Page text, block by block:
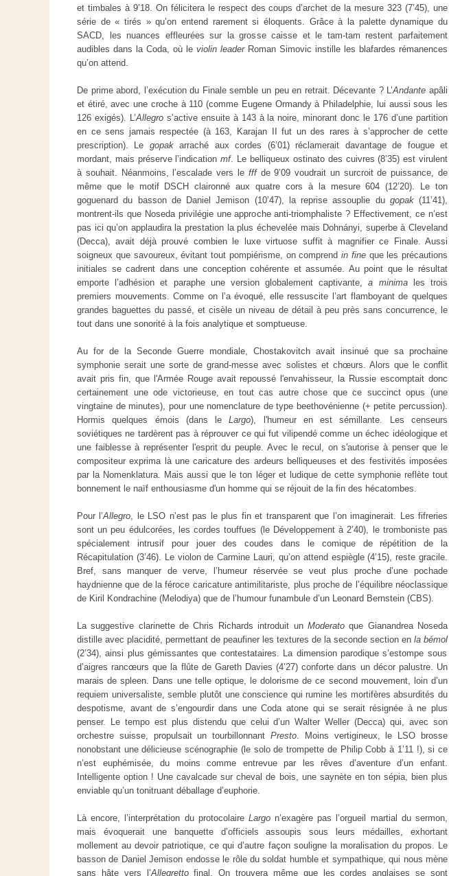
et timbales à 9’18. On félicitera le respect des coups d’archet de la mesure 323 (7’45), une
série de « tirés » qu’on entend rarement si éloquents. Grâce à la palette dynamique du
SACD, les nuances effleurées sur la grosse caisse et le tam-tam restent parfaitement
audibles dans la Coda, où le violin leaderRoman Simovic instille les blafardes rémanences
qu’on attend.
De prime abord, l’exécution du Finale semble un peu en retrait. Décevante ? L’Andante apâli
et étiré, avec une croche à 110 (comme Eugene Ormandy à Philadelphie, lui aussi sous les
126 exigés). L’Allegros’active ensuite à 143 à la noire, minorant donc le 176 d’une partition
en ce sens jamais respectée (à 163, Karajan II fut un des rares à s’approcher de cette
prescription). Le gopakarraché aux cordes (6’01) réclamerait davantage de fougue et
mordant, mais préserve l’indicationmf. Le belliqueux ostinato des cuivres (8’35) est virulent
à souhait. Néanmoins, l’escalade vers le fffde 9’09 voudrait un surcroit de puissance, de
même que le motif DSCH claironné aux quatre cors à la mesure 604 (12’20). Le ton
goguenard du basson de Daniel Jemison (10’47), la reprise assouplie du gopak(11’41),
montrent-ils que Noseda privilégie une approche anti-triomphaliste ? Effectivement, ce n’est
pas ici qu’on applaudira la prestation la plus échevelée mais Dohnányi, superbe à Cleveland
(Decca), avait déjà prouvé combien le luxe virtuose suffit à magnifier ce Finale. Aussi
soigneux que savoureux, évitant tout pompiérisme, on comprend in fineque les précautions
initiales se cadrent dans une conception cohérente et assumée. Au point que le résultat
emporte l’adhésion et paraphe une version globalement captivante,a minimales trois
premiers mouvements. Comme on l’a évoqué, elle ressuscite l’art flamboyant de quelques
grandes baguettes du passé, et cisèle un niveau de détail à peu près sans concurrence, le
tout dans une sonorité à la fois analytique et somptueuse.
Au for de la Seconde Guerre mondiale, Chostakovitch avait insinué que sa prochaine
symphonie serait une sorte de grand-messe avec solistes et chœurs. Alors que le conflit
avait pris fin, que l'Armée Rouge avait repoussé l'envahisseur, la Russie escomptait donc
certainement une ode victorieuse, en tout cas autre chose que ce succinct opus (une
vingtaine de minutes), pour une nomenclature de type beethovénienne (+ petite percussion).
Hormis quelques émois (dans leLargo), l'humeur en est sémillante. Les censeurs
soviétiques ne tardèrent pas à réprouver ce qui fut vilipendé comme un échec idéologique et
une faiblesse à représenter l'esprit du peuple. Avec le recul, on s'autorise à penser que le
compositeur exprima là une caricature des ardeurs belliqueuses et des festivités imposées
par la Nomenklatura. Mais aussi que le ton léger et ludique de cette symphonie reflète tout
bonnement le naïf enthousiasme d'un homme qui se réjouit de la fin des hécatombes.
Pour l’Allegro, le LSO n’est pas le plus fin et transparent que l’on imaginerait. Les fifreries
sont un peu édulcorées, les cordes touffues (le Développement à 2’40), le tromboniste pas
spécialement intrusif pour jouer des coudes dans le comique de répétition de la
Récapitulation (3’46). Le violon de Carmine Lauri, qu’on attend espiègle (4’15), reste gracile.
Bref, sans manquer de verve, l’humeur réservée se veut plus proche d’une pochade
haydnienne que de la féroce caricature antimilitariste, plus proche de l’équilibre néoclassique
de Kiril Kondrachine (Melodiya) que de l’humour funambule d’un Leonard Bernstein (CBS).
La suggestive clarinette de Chris Richards introduit un Moderatoque Gianandrea Noseda
distille avec placidité, permettant de peaufiner les textures de la seconde section en la bémol
(2’34), ainsi plus gémissantes que contestataires. La dimension parodique s’estompe sous
d’aigres rancœurs que la flûte de Gareth Davies (4’27) conforte dans un décor palustre. Un
marais de spleen. Dans une telle optique, le dolorisme de ce second mouvement, loin d’un
requiem universaliste, semble plutôt une conscience qui rumine les mortifères absurdités du
despotisme, avant de s’engourdir dans une Coda atone qui se serait résignée à ne plus
penser. Le tempo est plus distendu que celui d’un Walter Weller (Decca) qui, avec son
orchestre suisse, propulsait un tourbillonnant Presto. Moins vertigineux, le LSO brosse
nonobstant une délicieuse scénographie (le solo de trompette de Philip Cobb à 1’11 !), si ce
n’est euphémisée, du moins comme entrevue par les rêves d’aventure d’un enfant.
Intelligente option ! Une cavalcade sur cheval de bois, une saynète en ton sépia, bien plus
enviable qu’un tonitruant déballage d’euphorie.
Là encore, l’interprétation du protocolaire Largon’exagère pas l’orgueil martial du sermon,
mais évoquerait une banquette d’officiels assoupis sous leurs médailles, exhortant
mollement au devoir patriotique, ce qui d’autre façon souligne la moralisation du propos. Le
basson de Daniel Jemison endosse le rôle du soldat humble et sympathique, qui nous mène
sans hâte vers l’Allegrettofinal. On trouvera même que les cordes anglaises se sont